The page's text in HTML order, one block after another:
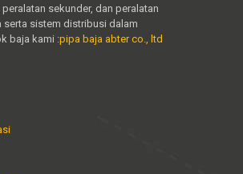
sekunder, dan peralatan
serta sistem distribusi dalam
baja kami :pipa baja abter co., ltd